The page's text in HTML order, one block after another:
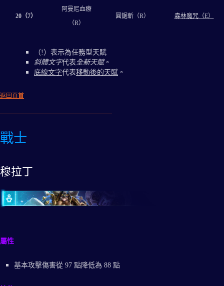
20（7）
阿曼尼血療
（R）
圓鋸斬（R） 森林魔咒（E）
（!）表示為任務型天賦
斜體文字代表 全新天賦。
底線文字代表移動後的天賦 。
返回頁首
戰士
穆拉丁
屬性
基本攻擊傷害從 97 點降低為 88 點